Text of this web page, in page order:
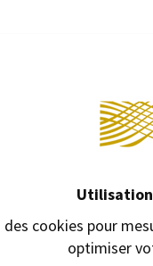
des cookies pour
optimiser